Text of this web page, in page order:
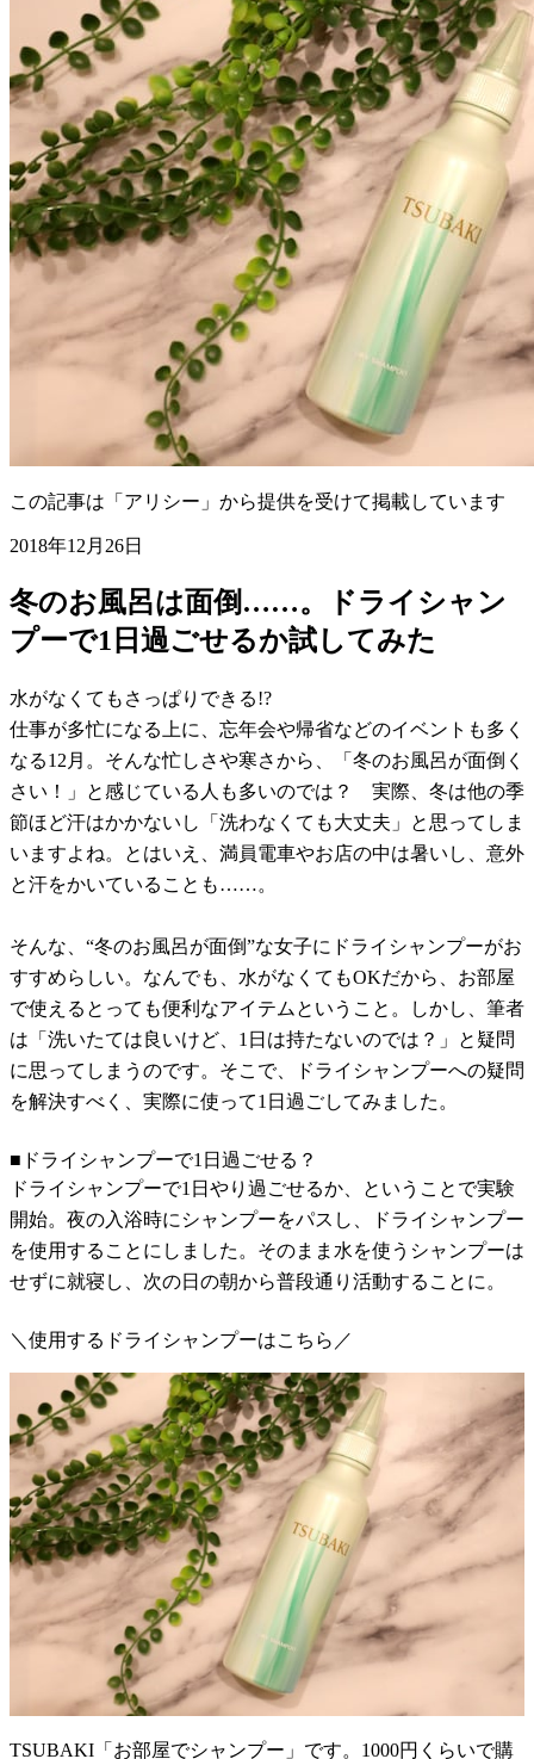
この記事は「アリシー」から提供を受けて掲載しています
2018年12月26日
冬のお風呂は面倒……。ドライシャン
プーで1日過ごせるか試してみた
水がなくてもさっぱりできる!?
仕事が多忙になる上に、忘年会や帰省などのイベントも多く
なる12月。そんな忙しさや寒さから、「冬のお風呂が面倒く
さい！」と感じている人も多いのでは？ 実際、冬は他の季
節ほど汗はかかないし「洗わなくても大丈夫」と思ってしま
いますよね。とはいえ、満員電車やお店の中は暑いし、意外
と汗をかいていることも……。
そんな、“冬のお風呂が面倒”な女子にドライシャンプーがお
すすめらしい。なんでも、水がなくてもOKだから、お部屋
で使えるとっても便利なアイテムということ。しかし、筆者
は「洗いたては良いけど、1日は持たないのでは？」と疑問
に思ってしまうのです。そこで、ドライシャンプーへの疑問
を解決すべく、実際に使って1日過ごしてみました。
■ドライシャンプーで1日過ごせる？
ドライシャンプーで1日やり過ごせるか、ということで実験
開始。夜の入浴時にシャンプーをパスし、ドライシャンプー
を使用することにしました。そのまま水を使うシャンプーは
せずに就寝し、次の日の朝から普段通り活動することに。
＼使用するドライシャンプーはこちら／
TSUBAKI「お部屋でシャンプー」です。1000円くらいで購